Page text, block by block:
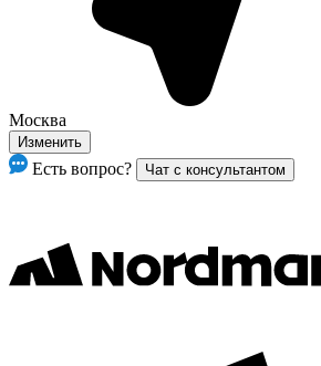
Москва
Изменить
Есть вопрос? Чат с консультантом